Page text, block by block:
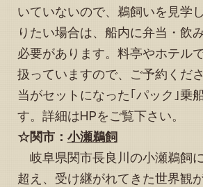
新しました
2025.03.18
ました
2025.02.17
「予約状況」お知らせページの3月カレ
ました
2025.02.14
トップページを更新しました ＆ ｢予約
ージを再開いたしました
2025.01.01
いていないので、鵜飼いを見学
りたい場合は、船内に弁当・飲
必要があります。料亭やホテル
扱っていますので、ご予約くだ
当がセットになった｢パック｣乗
す。詳細はHPをご覧下さい。
☆関市： 小瀬鵜飼
岐阜県関市長良川の小瀬鵜飼
超え、受け継がれてきた世界観